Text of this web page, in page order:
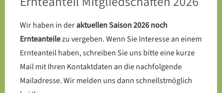
wird auf dem SoLaWi-Acker
errichtet
Mehr erfahren
Wir haben in deraktuellen Saison 2026 noch
Ernteanteilezu vergeben. Wenn Sie Interesse an einem
Ernteanteil haben, schreiben Sie uns bitte eine kurze
Mail mit Ihren Kontaktdaten an die nachfolgende
Mailadresse. Wir melden uns dann schnellstmöglich